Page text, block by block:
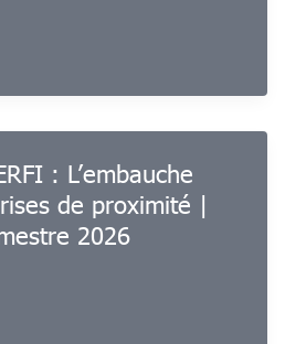
: L’embauche
de proximité |
2026